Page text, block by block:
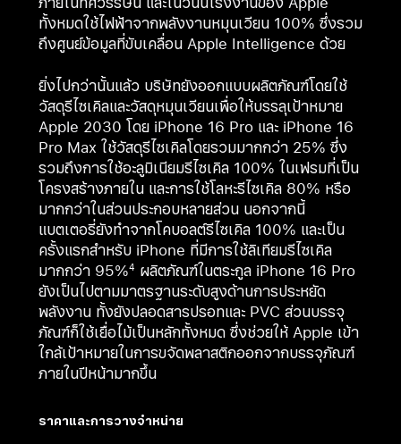
ทั้งหมดใช้ไฟฟ้าจากพลังงานหมุนเวียน 100% ซึ่งรวม
ถึงศูนย์ข้อมูลที่ขับเคลื่อน Apple Intelligence ด้วย
ยิ่งไปกว่านั้นแล้ว บริษัทยังออกแบบผลิตภัณฑ์โดยใช้
วัสดุรีไซเคิลและวัสดุหมุนเวียนเพื่อให้บรรลุเป้าหมาย
Apple 2030 โดย iPhone 16 Pro และ iPhone 16
Pro Max ใช้วัสดุรีไซเคิลโดยรวมมากกว่า 25% ซึ่ง
รวมถึงการใช้อะลูมิเนียมรีไซเคิล 100% ในเฟรมที่เป็น
โครงสร้างภายใน และการใช้โลหะรีไซเคิล 80% หรือ
มากกว่าในส่วนประกอบหลายส่วน นอกจากนี้
แบตเตอรี่ยังทำจากโคบอลต์รีไซเคิล 100% และเป็น
ครั้งแรกสำหรับ iPhone ที่มีการใช้ลิเทียมรีไซเคิล
มากกว่า 95%4 ผลิตภัณฑ์ในตระกูล iPhone 16 Pro
ยังเป็นไปตามมาตรฐานระดับสูงด้านการประหยัด
พลังงาน ทั้งยังปลอดสารปรอทและ PVC ส่วนบรรจุ
ภัณฑ์ก็ใช้เยื่อไม้เป็นหลักทั้งหมด ซึ่งช่วยให้ Apple เข้า
ใกล้เป้าหมายในการขจัดพลาสติกออกจากบรรจุภัณฑ์
ภายในปีหน้ามากขึ้น
ราคาและการวางจำหน่าย